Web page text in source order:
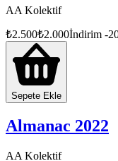
AA Kolektif
₺2.500₺2.000İndirim -
Sepete Ekle
Almanac 2022
AA Kolektif